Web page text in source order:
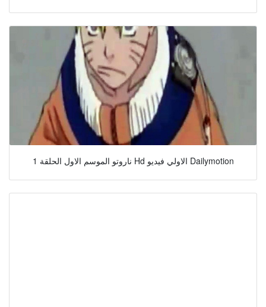
ناروتو الموسم الاول الحلقة 1 Hd الاولي فيديو Dailymotion